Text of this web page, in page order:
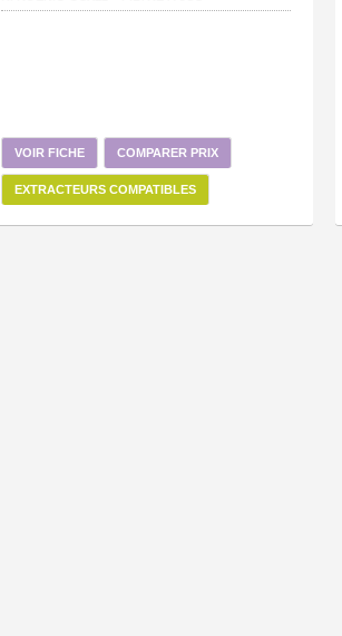
VOIR FICHE COMPARER PRIX
EXTRACTEURS COMPATIBLES